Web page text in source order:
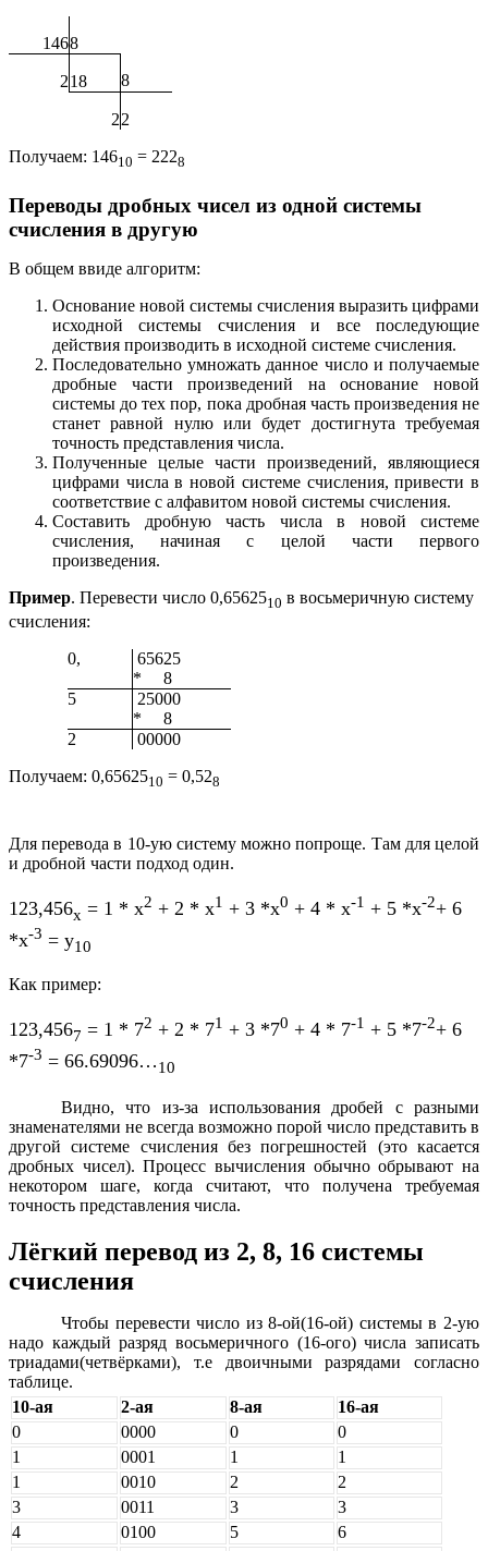
1468
218 8
22
Получаем: 14610 = 2228
Переводы дробных чисел из одной системы
счисления в другую
В общем ввиде алгоритм:
Основание новой системы счисления выразить цифрами
исходной системы счисления и все последующие
действия производить в исходной системе счисления.
Последовательно умножать данное число и получаемые
дробные части произведений на основание новой
системы до тех пор, пока дробная часть произведения не
станет равной нулю или будет достигнута требуемая
точность представления числа.
Полученные целые части произведений, являющиеся
цифрами числа в новой системе счисления, привести в
соответствие с алфавитом новой системы счисления.
Составить дробную часть числа в новой системе
счисления, начиная с целой части первого
произведения.
Пример. Перевести число 0,6562510 в восьмеричную систему
счисления:
0,
65625
*
8
5
25000
*
8
2
00000
Получаем: 0,6562510 = 0,528
Для перевода в 10-ую систему можно попроще. Там для целой
и дробной части подход один.
123,456x = 1 * x2 + 2 * x1 + 3 *x0 + 4 * x-1 + 5 *x-2+ 6
*x-3 = y10
Как пример:
123,4567 = 1 * 72 + 2 * 71 + 3 *70 + 4 * 7-1 + 5 *7-2+ 6
*7-3 = 66.69096…10
Видно, что из-за использования дробей с разными
знаменателями не всегда возможно порой число представить в
другой системе счисления без погрешностей (это касается
дробных чисел). Процесс вычисления обычно обрывают на
некотором шаге, когда считают, что получена требуемая
точность представления числа.
Лёгкий перевод из 2, 8, 16 системы
счисления
Чтобы перевести число из 8-ой(16-ой) системы в 2-ую
надо каждый разряд восьмеричного (16-ого) числа записать
триадами(четвёрками), т.е двоичными разрядами согласно
таблице.
10-ая
2-ая 8-ая
16-ая
0
0000 0
0
1
0001 1
1
1
0010 2
2
3
0011 3
3
4
0100 5
6